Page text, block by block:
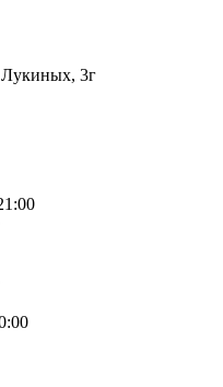
Лукиных, 3г